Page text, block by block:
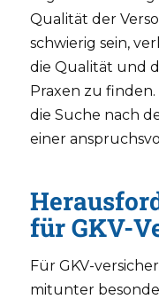
Qualität der
schwierig sein,
die Qualität und
Praxen zu
die Suche nach
einer
für GKV-
Für GKV-
mitunter